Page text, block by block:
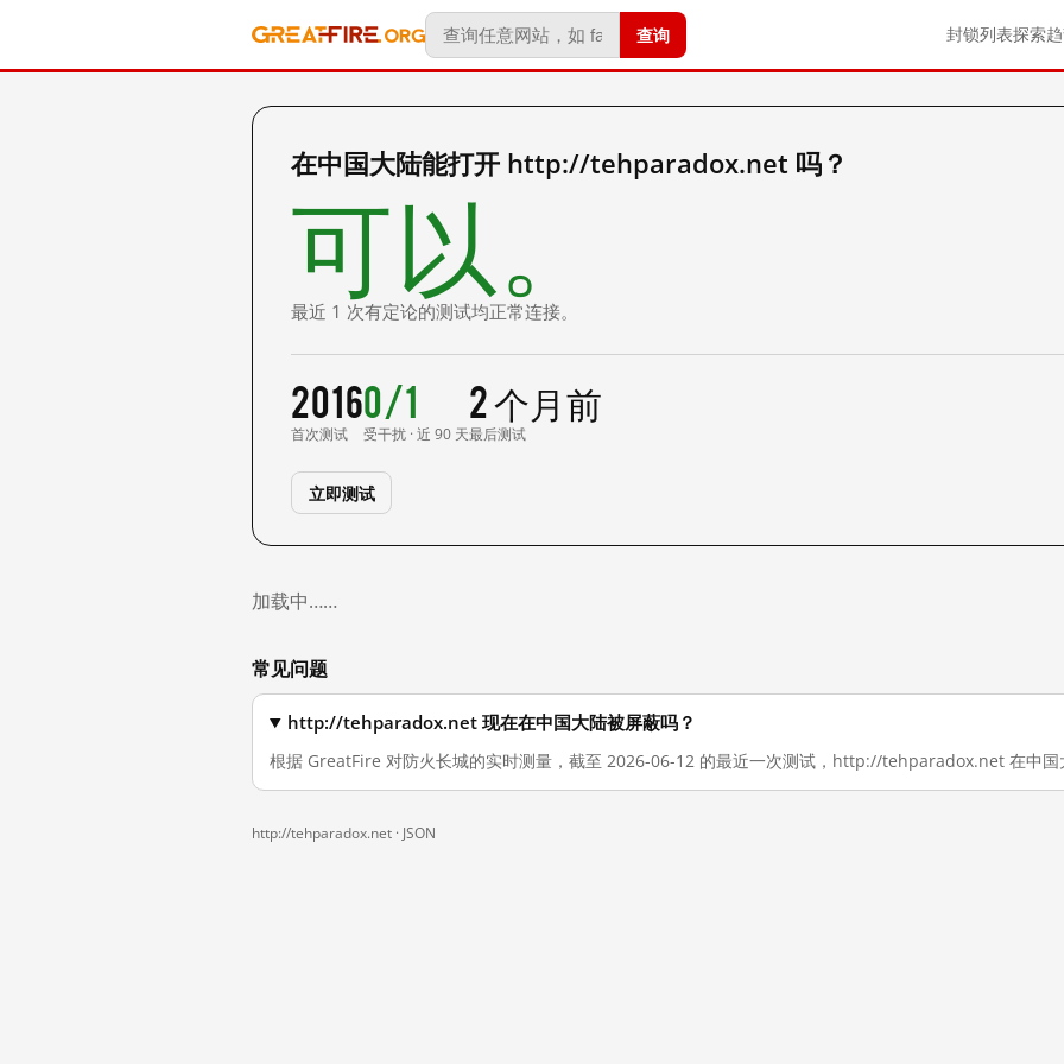
查询 封锁列表探索
在中国大陆能打开 http://tehparadox.net 吗？
可以。
最近 1 次有定论的测试均正常连接。
2016
首次测试
0/1
受干扰 · 近 90 天
2 个月前
最后测试
立即测试
加载中……
常见问题
http://tehparadox.net 现在在中国大陆被屏蔽吗？
根据 GreatFire 对防火长城的实时测量，截至 2026-06-12 的最近一次测试，http://tehparadox.net 在中国
http://tehparadox.net · JSON